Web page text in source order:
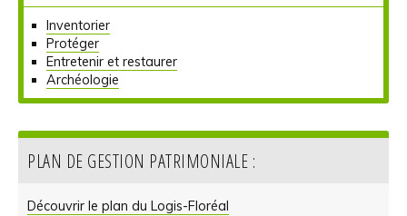
Inventorier
Protéger
Entretenir et restaurer
Archéologie
PLAN DE GESTION PATRIMONIALE :
Découvrir le plan du Logis-Floréal